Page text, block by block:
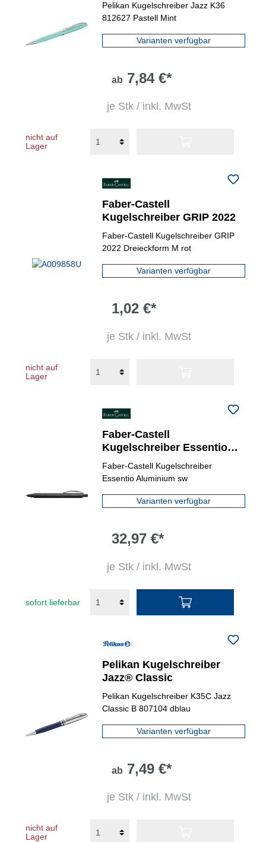
Pelikan Kugelschreiber Jazz K36
812627 Pastell Mint
Varianten verfügbar
ab 7,84 €*
je Stk / inkl. MwSt
nicht auf
Lager
Faber-Castell
Kugelschreiber GRIP 2022
Faber-Castell Kugelschreiber GRIP
2022 Dreieckform M rot
Varianten verfügbar
1,02 €*
je Stk / inkl. MwSt
nicht auf
Lager
Faber-Castell
Kugelschreiber Essentio
Aluminium
Faber-Castell Kugelschreiber
Essentio Aluminium sw
Varianten verfügbar
32,97 €*
je Stk / inkl. MwSt
sofort lieferbar
Pelikan Kugelschreiber
Jazz® Classic
Pelikan Kugelschreiber K35C Jazz
Classic B 807104 dblau
Varianten verfügbar
ab 7,49 €*
je Stk / inkl. MwSt
nicht auf
Lager